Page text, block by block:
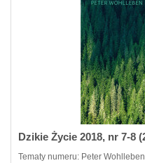
Dzikie Życie 2018, nr 7-8
Tematy numeru: Peter